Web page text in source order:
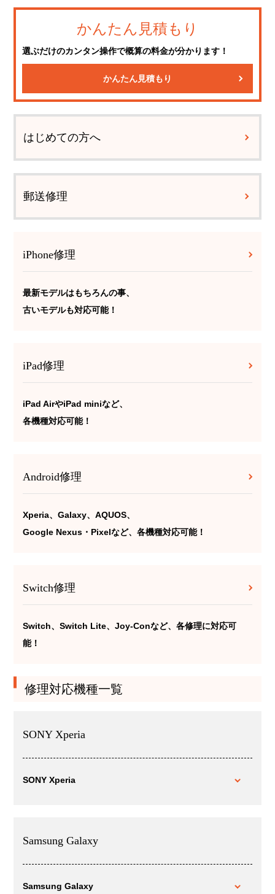
かんたん見積もり
選ぶだけのカンタン操作で概算の料金が分かります！
かんたん見積もり
はじめての方へ
郵送修理
iPhone修理
最新モデルはもちろんの事、
古いモデルも対応可能！
iPad修理
iPad AirやiPad miniなど、
各機種対応可能！
Android修理
Xperia、Galaxy、AQUOS、
Google Nexus・Pixelなど、各機種対応可能！
Switch修理
Switch、Switch Lite、Joy-Conなど、各修理に対応可
能！
修理対応機種一覧
SONY Xperia
SONY Xperia
Samsung Galaxy
Samsung Galaxy